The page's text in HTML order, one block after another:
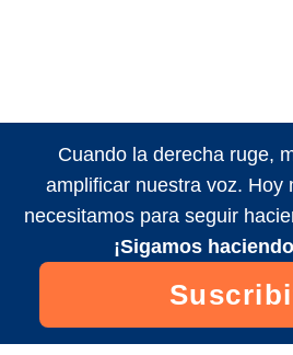
Cuando la derecha ruge,
amplificar nuestra voz. Hoy
necesitamos para seguir
¡Sigamos